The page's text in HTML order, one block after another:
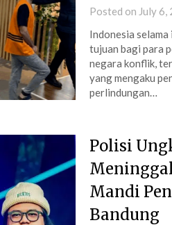
Posted on July 6,
Indonesia
tujuan bagi para
negara konflik,
yang mengaku
perlindungan…
Polisi
Mandi
Bandung